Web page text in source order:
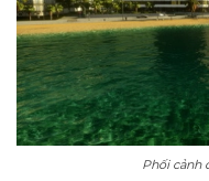
Phối cảnh